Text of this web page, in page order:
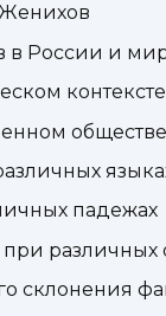
в России и
контексте
обществе
падежах
различных
склонения